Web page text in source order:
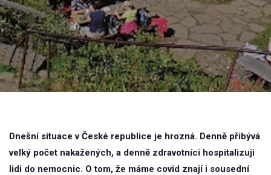
Dnešní situace v České republice je hrozná. Denně přibývá
velký počet nakažených, a denně zdravotníci hospitalizuji
lidi do nemocnic. O tom, že máme covid znají i sousední